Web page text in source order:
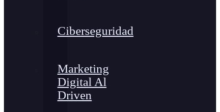
Ciberseguridad
Marketing
Digital Al
Driven